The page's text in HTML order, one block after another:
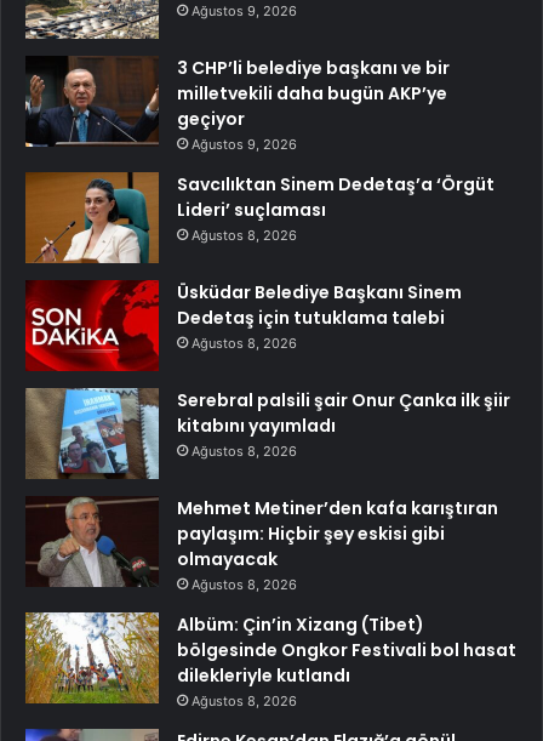
Ağustos 9, 2026
3 CHP’li belediye başkanı ve bir
milletvekili daha bugün AKP’ye
geçiyor
Ağustos 9, 2026
Savcılıktan Sinem Dedetaş’a ‘Örgüt
Lideri’ suçlaması
Ağustos 8, 2026
Üsküdar Belediye Başkanı Sinem
Dedetaş için tutuklama talebi
Ağustos 8, 2026
Serebral palsili şair Onur Çanka ilk şiir
kitabını yayımladı
Ağustos 8, 2026
Mehmet Metiner’den kafa karıştıran
paylaşım: Hiçbir şey eskisi gibi
olmayacak
Ağustos 8, 2026
Albüm: Çin’in Xizang (Tibet)
bölgesinde Ongkor Festivali bol hasat
dilekleriyle kutlandı
Ağustos 8, 2026